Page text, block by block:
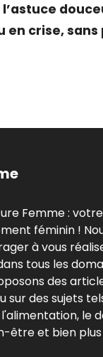
l’astuce
en crise,
Femme :
féminin !
à vous
tous les
des
sur des sujets
le
être et bien